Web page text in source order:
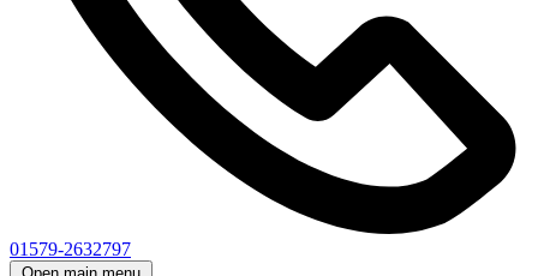
01579-2632797